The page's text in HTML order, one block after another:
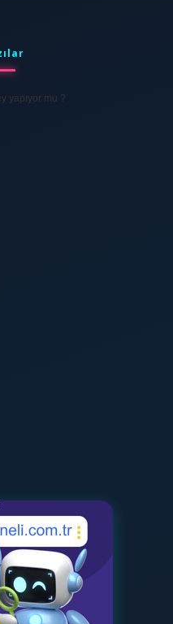
yapıyor mu ?